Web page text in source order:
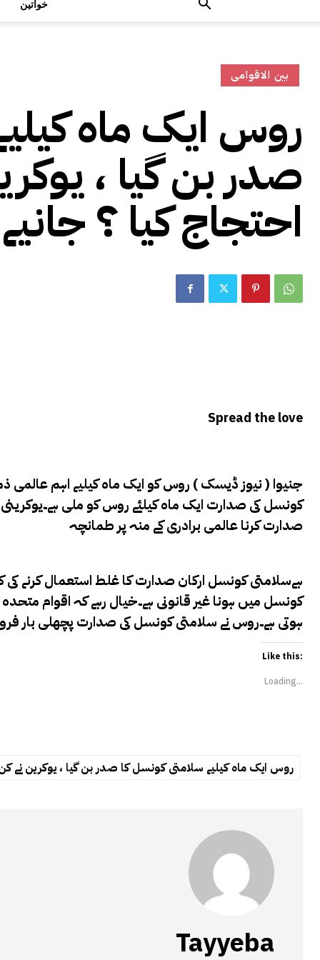
خواتین
بین الاقوامی
روس ایک ماہ
صدر بن گیا ،
احتجاج کیا ؟ جانیے
Spread the love
جنیوا ( نیوز ڈیسک ) روس کو ایک ماہ کیلیے اہم عالمی
کونسل کی صدارت ایک ماہ کیلئے روس کو ملی ہے۔
صدارت کرنا عالمی برادری کے منہ پر طمانچہ
ہےسلامتی کونسل ارکان صدارت کا غلط استعمال کرنے
ہوتی ہے۔روس نے سلامتی کونسل کی صدارت پچھلی بار فروری 2022 میں کی
Like this:
Loading...
روس ایک ماہ کیلیے سلامتی کونسل کا صدر بن گیا ، یوکرین نے
Tayyeba